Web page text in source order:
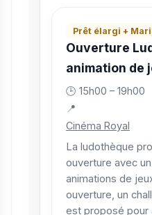
Prêt élargi +
Ouverture
animation de
🕒 15h00 – 19h00
📍
Cinéma Royal
La ludothèque
ouverture avec
animations de
ouverture, un
est proposé pour